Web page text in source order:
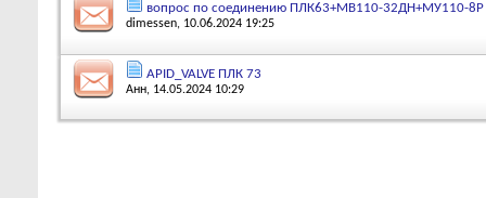
вопрос по соединению ПЛК63+МВ110-32ДН+МУ110-8Р
dimessen, 10.06.2024 19:25
APID_VALVE ПЛК 73
Анн, 14.05.2024 10:29